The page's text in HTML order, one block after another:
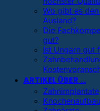
Wo gibt es
Ausland?
Die
gut?
Ist Ungarn gut
ARTIKEL ÜBER …
Zahnimplantate
Knochenaufbau